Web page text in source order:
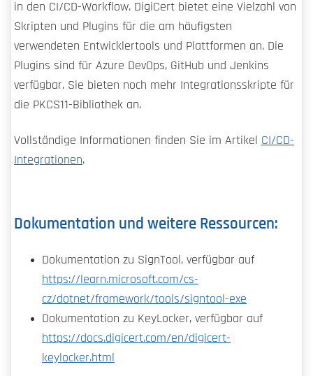
in den CI/CD-Workflow. DigiCert bietet eine Vielzahl von
Skripten und Plugins für die am häufigsten
verwendeten Entwicklertools und Plattformen an. Die
Plugins sind für Azure DevOps, GitHub und Jenkins
verfügbar. Sie bieten noch mehr Integrationsskripte für
die PKCS11-Bibliothek an.
Vollständige Informationen finden Sie im Artikel CI/CD-
Integrationen.
Dokumentation und weitere Ressourcen:
Dokumentation zu SignTool, verfügbar auf
https://learn.microsoft.com/cs-
cz/dotnet/framework/tools/signtool-exe
Dokumentation zu KeyLocker, verfügbar auf
https://docs.digicert.com/en/digicert-
keylocker.html